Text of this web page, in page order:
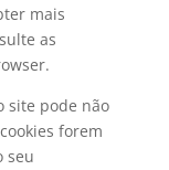
mais
as
site pode não
forem
seu